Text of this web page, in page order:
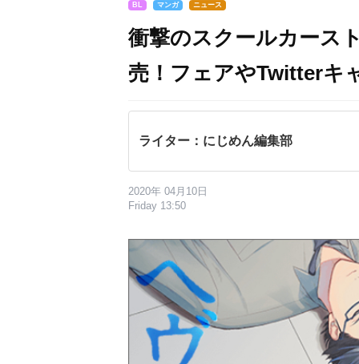
BL マンガ ニュース
衝撃のスクールカース
売！フェアやTwitterキ
ライター：にじめん編集部
2020年 04月10日
Friday 13:50